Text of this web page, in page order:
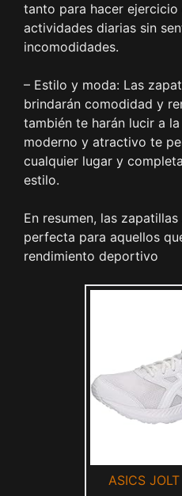
tanto para hacer
actividades diarias sin
incomodidades.
– Estilo y moda: Las
brindarán comodidad y
también te harán lucir a
moderno y atractivo te
cualquier lugar y
estilo.
En resumen, las
perfecta para aquellos
rendimiento deportivo
ASICS